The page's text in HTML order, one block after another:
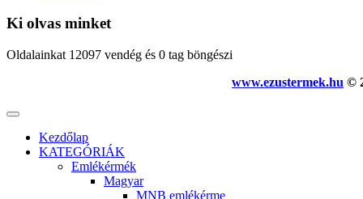
Ki olvas minket
Oldalainkat 12097 vendég és 0 tag böngészi
www.ezustermek.hu ©
Kezdőlap
KATEGÓRIÁK
Emlékérmék
Magyar
MNB emlékérme